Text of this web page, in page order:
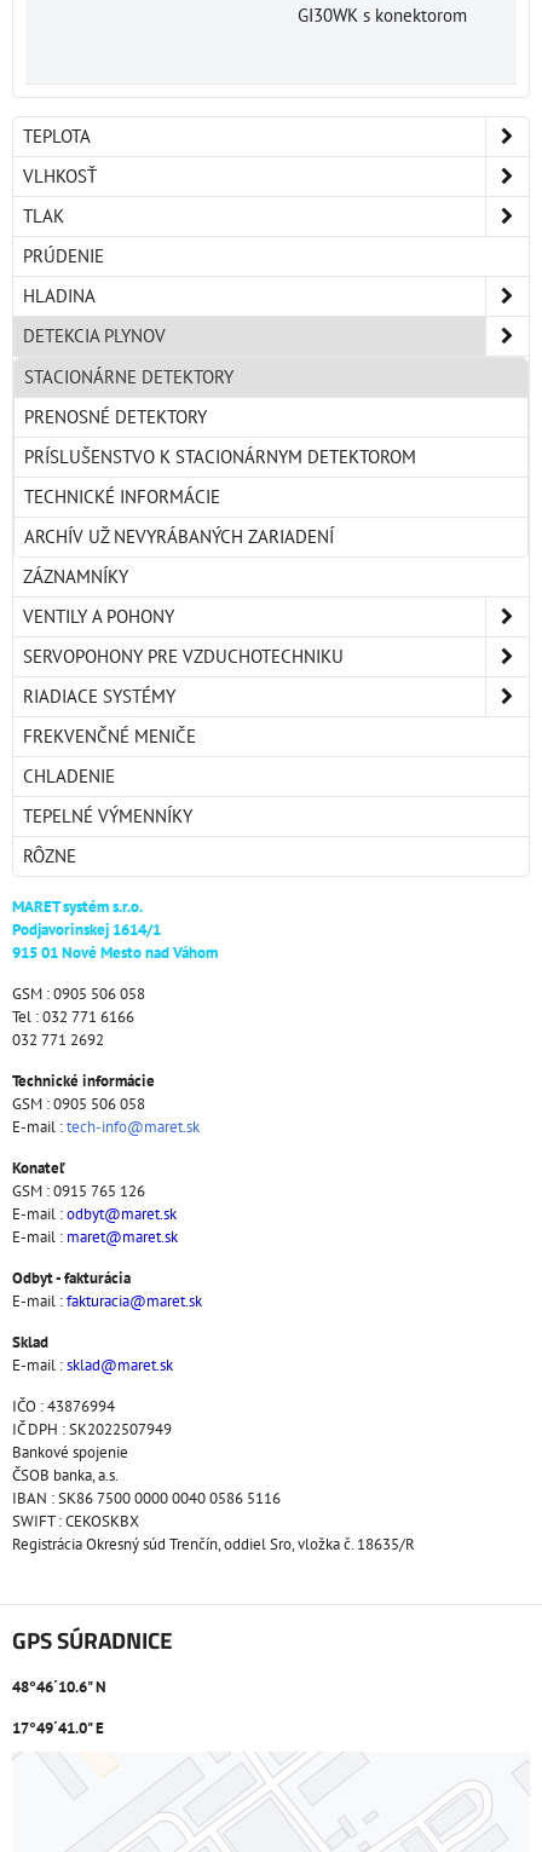
GI30WK s konektorom
TEPLOTA
VLHKOSŤ
TLAK
PRÚDENIE
HLADINA
DETEKCIA PLYNOV
STACIONÁRNE DETEKTORY
PRENOSNÉ DETEKTORY
PRÍSLUŠENSTVO K STACIONÁRNYM DETEKTOROM
TECHNICKÉ INFORMÁCIE
ARCHÍV UŽ NEVYRÁBANÝCH ZARIADENÍ
ZÁZNAMNÍKY
VENTILY A POHONY
SERVOPOHONY PRE VZDUCHOTECHNIKU
RIADIACE SYSTÉMY
FREKVENČNÉ MENIČE
CHLADENIE
TEPELNÉ VÝMENNÍKY
RÔZNE
MARET systém s.r.o.
Podjavorinskej 1614/1
915 01 Nové Mesto nad Váhom
GSM : 0905 506 058
Tel : 032 771 6166
032 771 2692
Technické informácie
GSM : 0905 506 058
E-mail :tech-info@maret.sk
Konateľ
GSM : 0915 765 126
E-mail :odbyt@maret.sk
E-mail : maret@maret.sk
Odbyt - fakturácia
E-mail :fakturacia@maret.sk
Sklad
E-mail :sklad@maret.sk
IČO : 43876994
IČ DPH : SK2022507949
Bankové spojenie
ČSOB banka, a.s.
IBAN : SK86 7500 0000 0040 0586 5116
SWIFT : CEKOSKBX
Registrácia Okresný súd Trenčín, oddiel Sro, vložka č. 18635/R
GPS SÚRADNICE
48°46´10.6" N
17°49´41.0" E